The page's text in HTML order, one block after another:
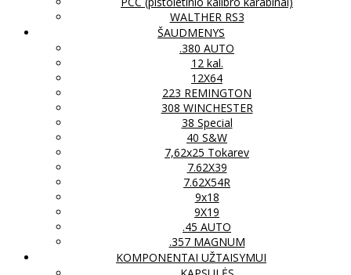
WALTHER RS3
ŠAUDMENYS
.380 AUTO
12 kal.
12X64
223 REMINGTON
308 WINCHESTER
38 Special
40 S&W
7,62x25 Tokarev
7.62X39
7.62X54R
9x18
9X19
.45 AUTO
.357 MAGNUM
KOMPONENTAI UŽTAISYMUI